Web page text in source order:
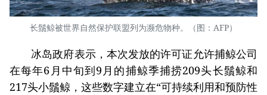
长鬚鲸被世界自然保护联盟列为濒危物种。（图：AFP）
冰岛政府表示，本次发放的许可证允许捕鲸公司
在每年6月中旬到9月的捕鲸季捕捞209头长鬚鲸和
217头小鬚鲸，这些数字建立在“可持续利用和预防性